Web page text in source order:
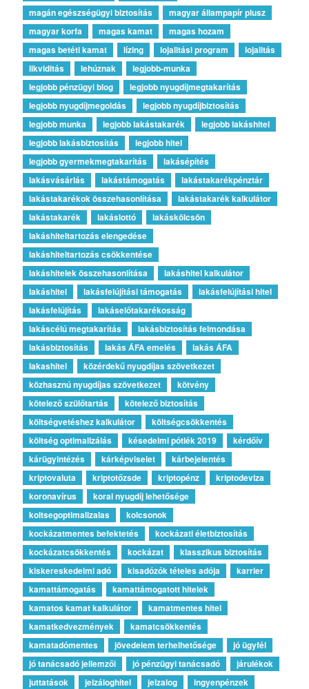
magán egészségügyi biztosítás
magyar állampapír plusz
magyar korfa
magas kamat
magas hozam
magas betéti kamat
lízing lojalitási program
lojalitás
likviditás
lehúznak
legjobb-munka
legjobb pénzügyi blog
legjobb nyugdíjmegtakarítás
legjobb nyugdíjmegoldás
legjobb nyugdíjbiztosítás
legjobb munka
legjobb lakástakarék
legjobb lakáshitel
legjobb lakásbiztosítás
legjobb hitel
legjobb gyermekmegtakarítás
lakásépítés
lakásvásárlás
lakástámogatás
lakástakarékpénztár
lakástakarékok összehasonlítása
lakástakarék kalkulátor
lakástakarék
lakáslottó
lakáskölcsön
lakáshiteltartozás elengedése
lakáshiteltartozás csökkentése
lakáshitelek összehasonlítása
lakáshitel kalkulátor
lakáshitel
lakásfelújítási támogatás
lakásfelújítási hitel
lakásfelújítás
lakáselőtakarékosság
lakáscélú megtakarítás
lakásbiztosítás felmondása
lakásbiztosítás
lakás ÁFA emelés
lakás ÁFA
lakashitel
közérdekű nyugdíjas szövetkezet
közhasznú nyugdíjas szövetkezet
kötvény
kötelező szülőtartás
kötelező biztosítás
költségvetéshez kalkulátor
költségcsökkentés
költség optimalizálás
késedelmi pótlék 2019
kérdőív
kárügyintézés
kárképviselet
kárbejelentés
kriptovaluta
kriptotőzsde kriptopénz
kriptodeviza
koronavírus
korai nyugdíj lehetősége
koltsegoptimalizalas
kolcsonok
kockázatmentes befektetés
kockázati életbiztosítás
kockázatcsökkentés
kockázat
klasszikus biztosítás
kiskereskedelmi adó
kisadózók tételes adója
karrier
kamattámogatás
kamattámogatott hitelek
kamatos kamat kalkulátor
kamatmentes hitel
kamatkedvezmények
kamatcsökkentés
kamatadómentes
jövedelem terhelhetősége
jó ügyfél
jó tanácsadó jellemzői
jó pénzügyi tanácsadó
járulékok
juttatások
jelzáloghitel jelzalog
ingyenpénzek